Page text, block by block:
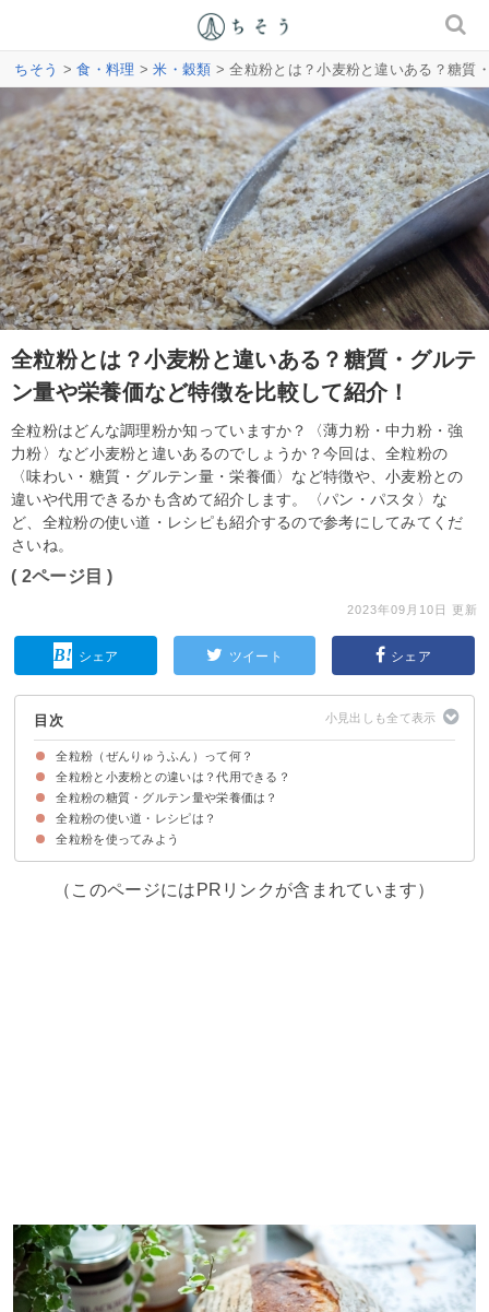
ちそう >食・料理 >米・穀類 > 全粒粉とは？小麦粉と違いある？糖質
全粒粉とは？小麦粉と違いある？糖質・グルテ
ン量や栄養価など特徴を比較して紹介！
全粒粉はどんな調理粉か知っていますか？〈薄力粉・中力粉・強
力粉〉など小麦粉と違いあるのでしょうか？今回は、全粒粉の
〈味わい・糖質・グルテン量・栄養価〉など特徴や、小麦粉との
違いや代用できるかも含めて紹介します。〈パン・パスタ〉な
ど、全粒粉の使い道・レシピも紹介するので参考にしてみてくだ
さいね。
( 2ページ目 )
2023年09月10日 更新
シェア ツイート シェア
目次
全粒粉（ぜんりゅうふん）って何？
全粒粉は小麦を丸ごと挽いて粉にしたもの
全粒粉の味わい・風味
全粒粉と小麦粉との違いは？代用できる？
①小麦の使用している部分
②カロリー
全粒粉を用途によって小麦粉で置き換えることはできる
全粒粉の糖質・グルテン量や栄養価は？
全粒粉の栄養価や効果・効能
全粒粉の糖質・グルテン量
全粒粉のデメリットに「万人が効果を得られる訳ではない」ことが挙げられ
る
全粒粉の使い道・レシピは？
①全粒粉のくるみパン
②全粒粉の生パスタ
③全粒粉のクッキー
全粒粉を使ってみよう
（このページにはPRリンクが含まれています）